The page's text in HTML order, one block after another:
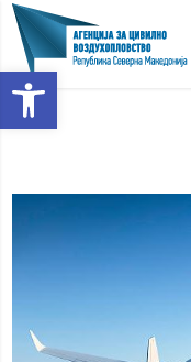
Open toolbar